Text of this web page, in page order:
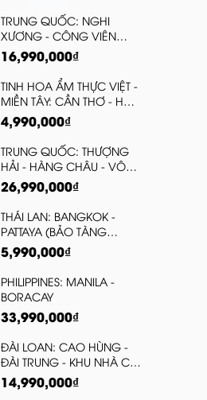
TRUNG QUỐC: NGHI
XƯƠNG - CÔNG VIÊN
TRƯƠNG GIA GIỚI -
PHƯỢNG HOÀNG CỔ
TRẤN - THIÊN MÔN SƠN -
ĐẬP TAM HIỆP I NGẮM
HOA ĐÀO
16,990,000₫
TINH HOA ẨM THỰC VIỆT -
MIỀN TÂY: CẦN THƠ - HẬU
GIANG - CÀ MAU - ĐẤT
MŨI - BẠC LIÊU - SÓC
TRĂNG (THƯỞNG THỨC
MÓN ĂN TIÊU BIỂU TRÊN
BẢN ĐỒ ẨM THỰC VIỆT)
4,990,000₫
TRUNG QUỐC: THƯỢNG
HẢI - HÀNG CHÂU - VÔ
TÍCH - TÔ CHÂU - BẮC
KINH - CHINH PHỤC VẠN
LÝ TRƯỜNG THÀNH
26,990,000₫
THÁI LAN: BANGKOK -
PATTAYA (BẢO TÀNG
TRANH 3D, CHÙA PHẬT
LỚN, LÂU ĐÀI CASTELLO DI
BELLAGIO PATTAYA,
THƯỞNG THỨC BUFFET
TRƯA TẠI KHÁCH SẠN
CENTARA BANGKOK,
TẶNG MÓN SƯỜN CAY
THÁI LAN)
5,990,000₫
PHILIPPINES: MANILA -
BORACAY
33,990,000₫
ĐÀI LOAN: CAO HÙNG -
ĐÀI TRUNG - KHU NHÀ CỔ
NHẬT HINOKI - ĐÀI BẮC -
THÁC NƯỚC THẬP PHẦN
14,990,000₫